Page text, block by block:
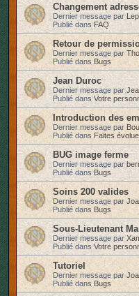
Changement
Dernier message par
Publié dans FAQ
Retour de
Dernier message par
Publié dans Bugs
Jean Duroc
Dernier message par
Publié dans Votre
Introduction des
Dernier message par
Publié dans Faites
BUG image ferme
Dernier message par
Publié dans Bugs
Soins 200 valides
Dernier message par
Publié dans Bugs
Sous-Lieutenant
Dernier message par
Publié dans Votre
Tutoriel
Dernier message par
Publié dans Bugs